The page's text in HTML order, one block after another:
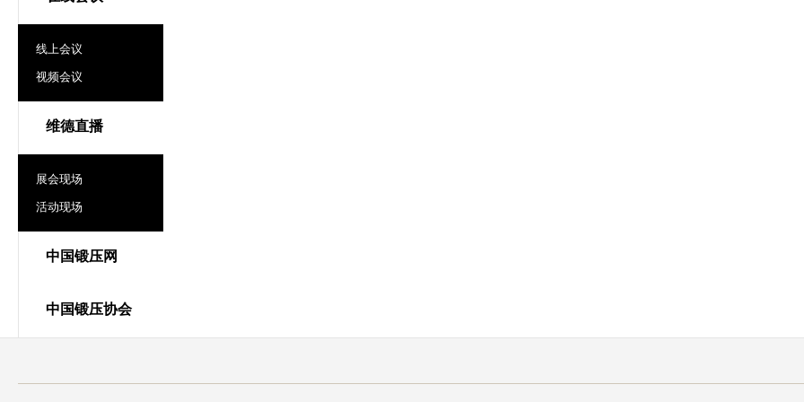
线上会议
视频会议
维德直播
展会现场
活动现场
中国锻压网
中国锻压协会